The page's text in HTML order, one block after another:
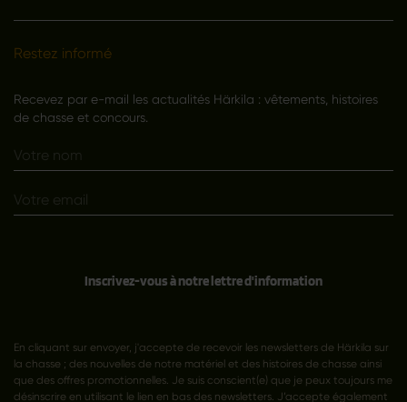
Restez informé
Recevez par e-mail les actualités Härkila : vêtements, histoires
de chasse et concours.
Inscrivez-vous à notre lettre d'information
En cliquant sur envoyer, j'accepte de recevoir les newsletters de Härkila sur
la chasse ; des nouvelles de notre matériel et des histoires de chasse ainsi
que des offres promotionnelles. Je suis conscient(e) que je peux toujours me
désinscrire en utilisant le lien en bas des newsletters. J’accepte également